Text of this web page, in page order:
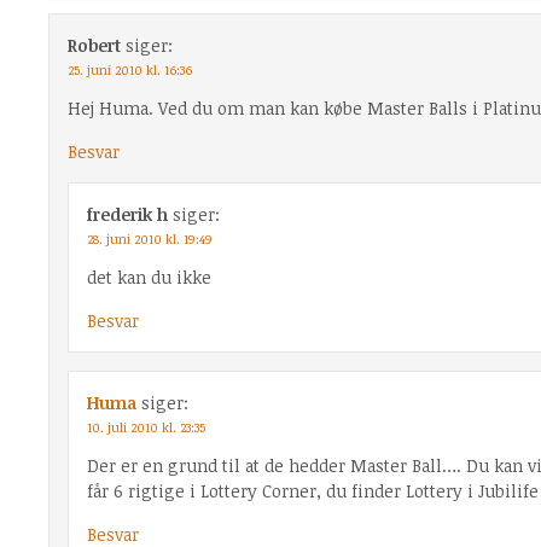
Robert siger:
25. juni 2010 kl. 16:36
Hej Huma. Ved du om man kan købe Master Balls i
Besvar
frederik h siger:
28. juni 2010 kl. 19:49
det kan du ikke
Besvar
Huma siger:
10. juli 2010 kl. 23:35
Der er en grund til at de hedder Master Ball…. Du kan
får 6 rigtige i Lottery Corner, du finder Lottery i Jubilife
Besvar